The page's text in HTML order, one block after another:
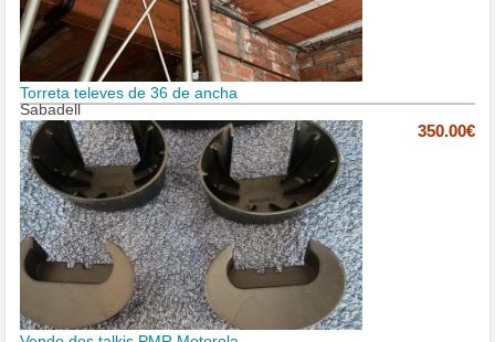
Torreta televes de 36 de ancha
Sabadell
350.00€